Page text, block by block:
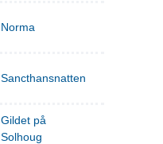
Norma
Sancthansnatten
Gildet på
Solhoug